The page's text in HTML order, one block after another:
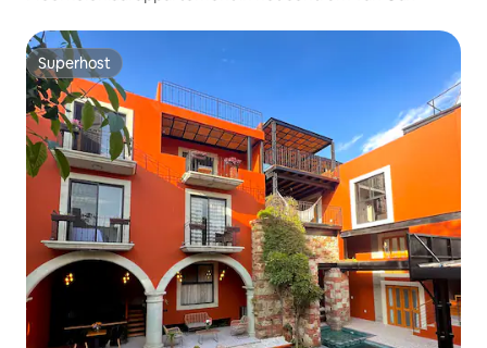
Superhost
Superhost